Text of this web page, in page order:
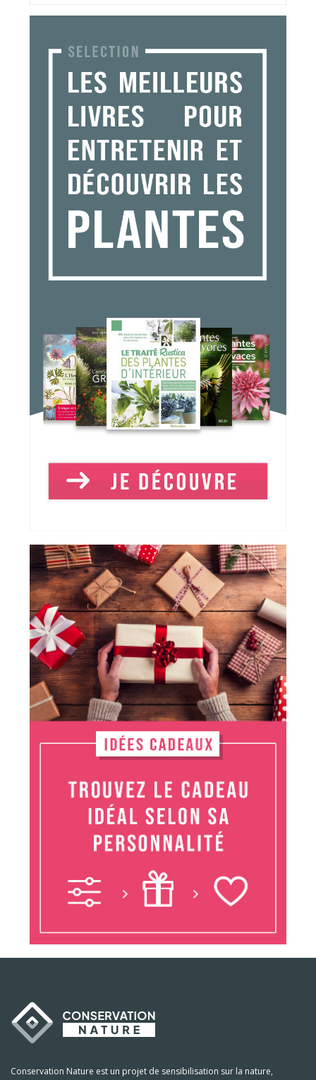
Conservation Nature est un projet de sensibilisation sur la nature,